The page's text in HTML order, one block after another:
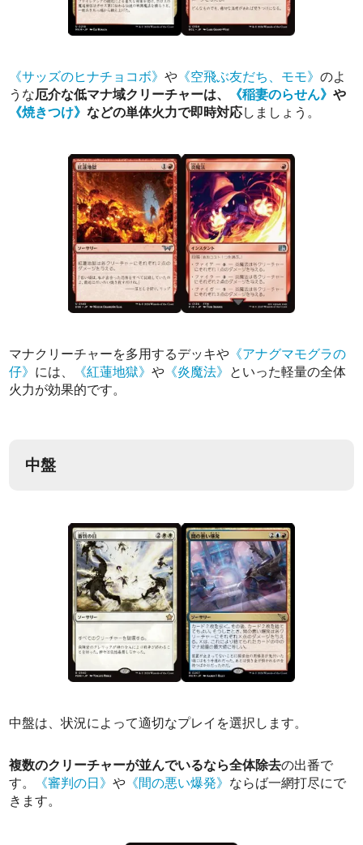
《サッズのヒナチョコボ》や 《空飛ぶ友だち、モモ》のよ
うな厄介な低マナ域クリーチャーは、 《稲妻のらせん》や
《焼きつけ》などの単体火力で即時対応しましょう。
マナクリーチャーを多用するデッキや 《アナグマモグラの
仔》 には、 《紅蓮地獄》や 《炎魔法》 といった軽量の全体
火力が効果的です。
中盤
中盤は、状況によって適切なプレイを選択します。
複数のクリーチャーが並んでいるなら全体除去の出番で
す。
《審判の日》や 《間の悪い爆発》 ならば一網打尽にで
きます。